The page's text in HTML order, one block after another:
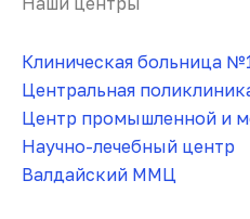
Клиническая больница
Центральная
Центр промышленной и
Научно-лечебный центр
Валдайский ММЦ